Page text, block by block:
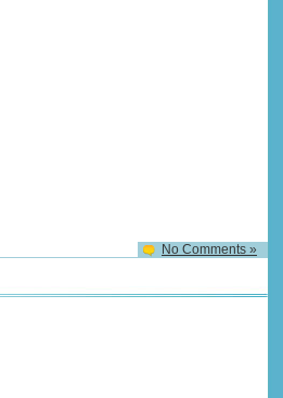
No Comments »